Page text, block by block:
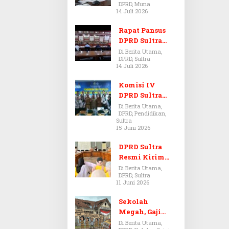
Dugaan Jual
Beli Tanah
Bermasalah di
Muna
DPRD, Muna
14 Juli 2026
Rapat Pansus
DPRD Sultra
Diskors Dua
Kali Akibat
Ketidakhadira
n Pj Sekda
Di Berita Utama,
DPRD, Sultra
14 Juli 2026
Komisi IV
DPRD Sultra
Kawal Hak
Guru,
Rencanakan
Pendidikan
Di Berita Utama,
DPRD, Pendidikan,
Sultra
15 Juni 2026
DPRD Sultra
Resmi Kirim
Aspirasi Tolak
Peraturan
BPOM No. 5
Tahun 2026 ke
Komisi IX DPR
Di Berita Utama,
DPRD, Sultra
11 Juni 2026
Sekolah
Megah, Gaji
Guru Berdarah-
Di Berita Utama,